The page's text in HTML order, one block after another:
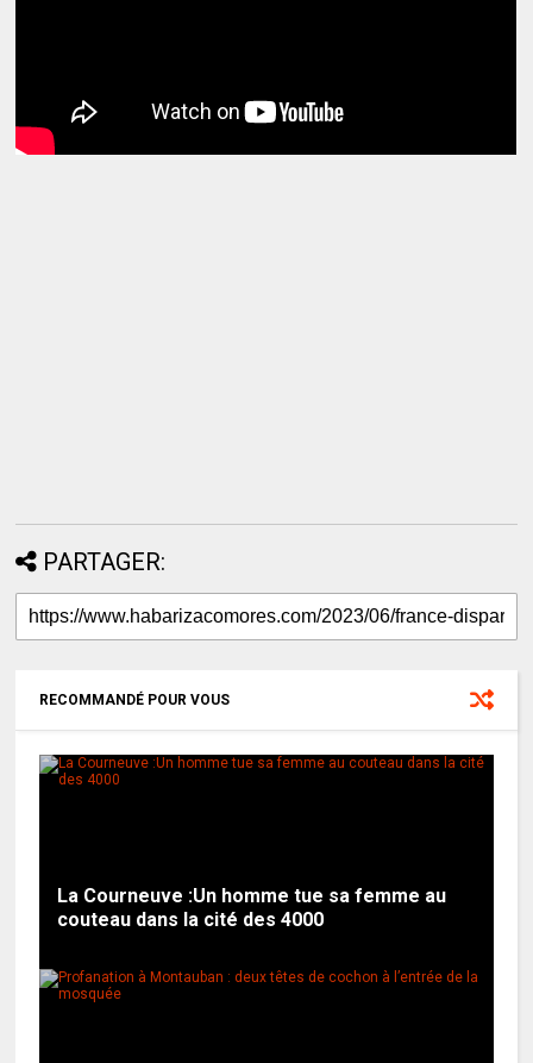
PARTAGER:
RECOMMANDÉ POUR VOUS
La Courneuve :Un homme tue sa femme au
couteau dans la cité des 4000